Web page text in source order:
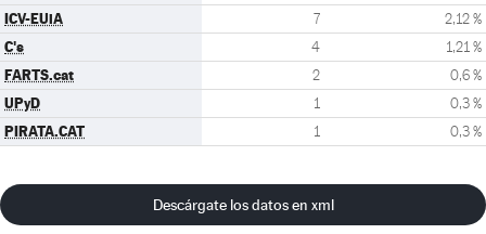
ICV-EUiA 7 2,12 %
C's 4 1,21 %
FARTS.cat 2 0,6 %
UPyD 1 0,3 %
PIRATA.CAT 1 0,3 %
Descárgate los datos en xml